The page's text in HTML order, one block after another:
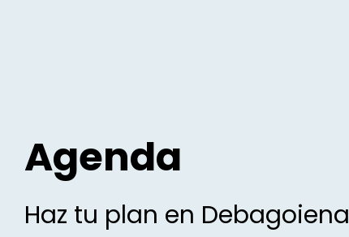
Agenda
Haz tu plan en Debagoiena